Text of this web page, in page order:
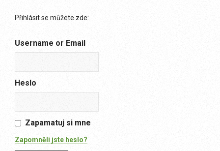
Přihlásit se můžete zde:
Username or Email
Heslo
Zapamatuj si mne
Zapomněli jste heslo?